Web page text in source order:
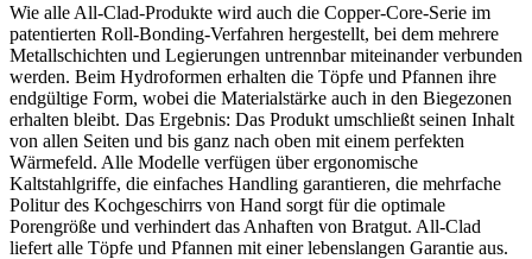
Wie alle All-Clad-Produkte wird auch die Copper-Core-Serie im
patentierten Roll-Bonding-Verfahren hergestellt, bei dem mehrere
Metallschichten und Legierungen untrennbar miteinander verbunden
werden. Beim Hydroformen erhalten die Töpfe und Pfannen ihre
endgültige Form, wobei die Materialstärke auch in den Biegezonen
erhalten bleibt. Das Ergebnis: Das Produkt umschließt seinen Inhalt
von allen Seiten und bis ganz nach oben mit einem perfekten
Wärmefeld. Alle Modelle verfügen über ergonomische
Kaltstahlgriffe, die einfaches Handling garantieren, die mehrfache
Politur des Kochgeschirrs von Hand sorgt für die optimale
Porengröße und verhindert das Anhaften von Bratgut. All-Clad
liefert alle Töpfe und Pfannen mit einer lebenslangen Garantie aus.